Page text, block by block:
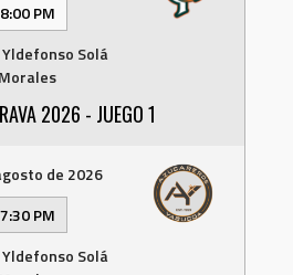
8:00 PM
Solá
Morales
2026 - JUEGO 1
de 2026
7:30 PM
Solá